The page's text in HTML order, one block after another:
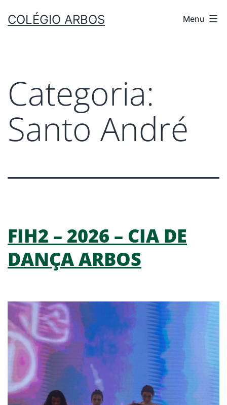
COLÉGIO ARBOS Menu
Categoria:
Santo André
FIH2 – 2026 – CIA DE
DANÇA ARBOS